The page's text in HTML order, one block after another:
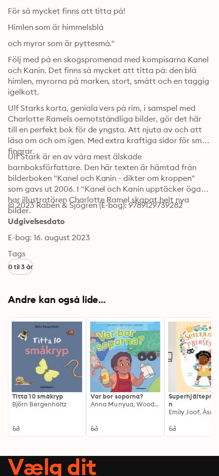
För så mycket finns att titta på!
Himlen som är himmelsblå
och myror som är pyttesmå."
Följ med på en skogspromenad med kompisarna Kanel
och Kanin. Det finns så mycket att titta på: den blå
himlen, myrorna på marken, stort, smått och en taggig
igelkott.
Ulf Starks korta, geniala vers på rim, i samspel med
Charlotte Ramels oemotståndliga bilder, gör det här
till en perfekt bok för de yngsta. Att njuta av och att
läsa om och om igen. Med extra kraftiga sidor för små
fingrar.
Ulf Stark är en av våra mest älskade
barnboksförfattare. Den här texten är hämtad från
bilderboken "Kanel och Kanin - dikter om kroppen"
som gavs ut 2006. I "Kanel och Kanin upptäcker ögat"
har illustratören Charlotte Ramel skapat helt nya
bilder.
© 2023 Rabén & Sjögren (E-bog): 9789129739282
Udgivelsesdato
E-bog: 16. august 2023
Tags
0 til 3 år
Andre kan også lide...
Titta 10 småkryp
Björn Bergenholtz
Var bor soporna?
Anna Munyua, Woody Oliphant
n
Emily Joof, Åsa
Vælg dit